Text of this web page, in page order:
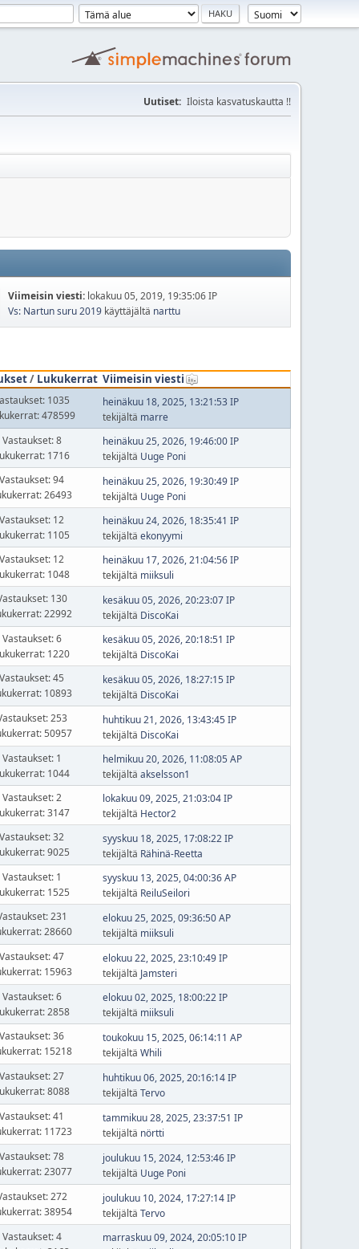
Uutiset: Iloista kasvatuskautta !!
Viimeisin viesti: lokakuu 05, 2019, 19:35:06 IP
Vs: Nartun suru 2019 käyttäjältä narttu
/ Lukukerrat Viimeisin viesti
1035
478599
heinäkuu 18, 2025, 13:21:53 IP
tekijältä marre
Vastaukset: 8
1716
heinäkuu 25, 2026, 19:46:00 IP
tekijältä Uuge Poni
Vastaukset: 94
26493
heinäkuu 25, 2026, 19:30:49 IP
tekijältä Uuge Poni
Vastaukset: 12
1105
heinäkuu 24, 2026, 18:35:41 IP
tekijältä ekonyymi
Vastaukset: 12
1048
heinäkuu 17, 2026, 21:04:56 IP
tekijältä miiksuli
130
22992
kesäkuu 05, 2026, 20:23:07 IP
tekijältä DiscoKai
Vastaukset: 6
1220
kesäkuu 05, 2026, 20:18:51 IP
tekijältä DiscoKai
Vastaukset: 45
10893
kesäkuu 05, 2026, 18:27:15 IP
tekijältä DiscoKai
253
50957
huhtikuu 21, 2026, 13:43:45 IP
tekijältä DiscoKai
Vastaukset: 1
1044
helmikuu 20, 2026, 11:08:05 AP
tekijältä akselsson1
Vastaukset: 2
3147
lokakuu 09, 2025, 21:03:04 IP
tekijältä Hector2
Vastaukset: 32
9025
syyskuu 18, 2025, 17:08:22 IP
tekijältä Rähinä-Reetta
Vastaukset: 1
1525
syyskuu 13, 2025, 04:00:36 AP
tekijältä ReiluSeilori
231
28660
elokuu 25, 2025, 09:36:50 AP
tekijältä miiksuli
Vastaukset: 47
15963
elokuu 22, 2025, 23:10:49 IP
tekijältä Jamsteri
Vastaukset: 6
2858
elokuu 02, 2025, 18:00:22 IP
tekijältä miiksuli
Vastaukset: 36
15218
toukokuu 15, 2025, 06:14:11 AP
tekijältä Whili
Vastaukset: 27
8088
huhtikuu 06, 2025, 20:16:14 IP
tekijältä Tervo
Vastaukset: 41
11723
tammikuu 28, 2025, 23:37:51 IP
tekijältä nörtti
Vastaukset: 78
23077
joulukuu 15, 2024, 12:53:46 IP
tekijältä Uuge Poni
272
38954
joulukuu 10, 2024, 17:27:14 IP
tekijältä Tervo
Vastaukset: 4
marraskuu 09, 2024, 20:05:10 IP